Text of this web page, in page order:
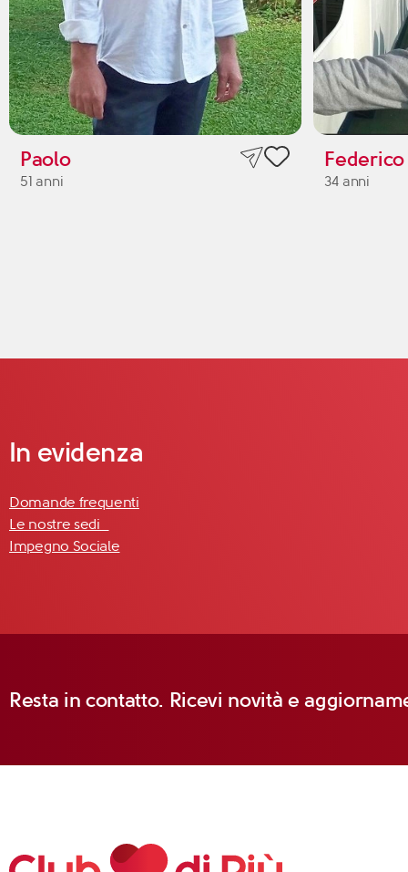
Paolo
51 anni
Federico
34 anni
In evidenza
Domande frequenti
Le nostre sedi
Impegno Sociale
Resta in contatto. Ricevi novità e